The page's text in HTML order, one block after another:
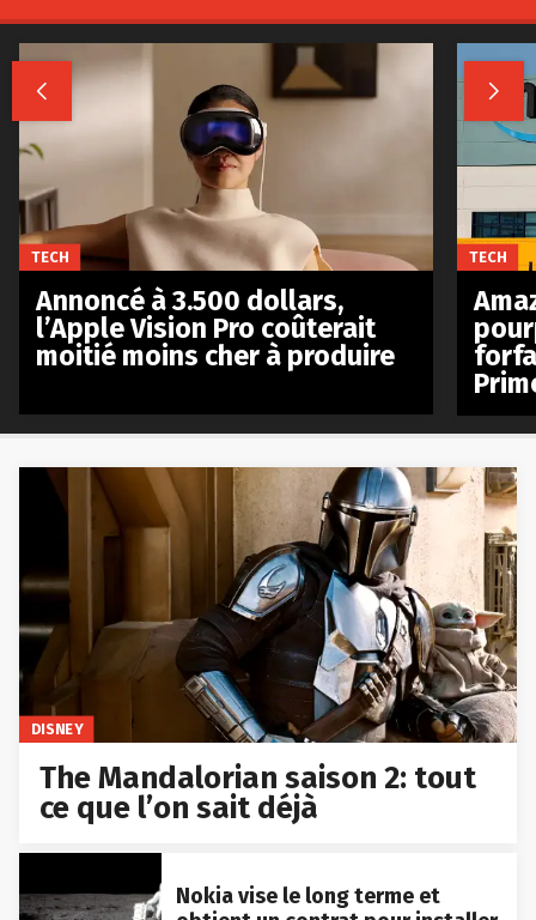
DISNEY
The Mandalorian saison 2: tout
ce que l’on sait déjà
Nokia vise le long terme et
 
TECH
Annoncé à 3.500 dollars,
l’Apple Vision Pro coûterait
moitié moins cher à produire
TECH